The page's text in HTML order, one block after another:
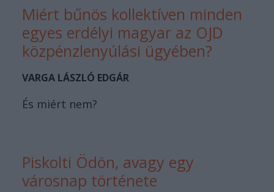
Miért bűnös kollektíven minden
egyes erdélyi magyar az OJD
közpénzlenyúlási ügyében?
VARGA LÁSZLÓ EDGÁR
És miért nem?
Piskolti Ödön, avagy egy
városnap története